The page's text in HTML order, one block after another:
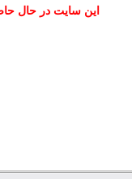
این سایت در حال